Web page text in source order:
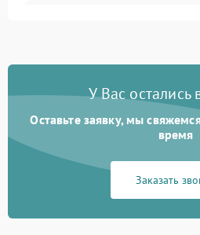
Появление запаха гари 2400
Проблемы с вентилятором 2000 ₽
Поломка системы
охлаждения
Не работают сенсорные
У Вас остались
Оставьте заявку, мы
время
Заказать